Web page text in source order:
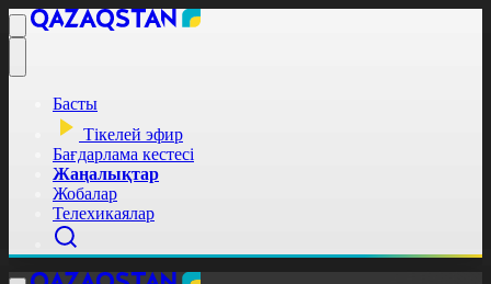
Басты
Тікелей эфир
Бағдарлама кестесі
Жаңалықтар
Жобалар
Телехикаялар